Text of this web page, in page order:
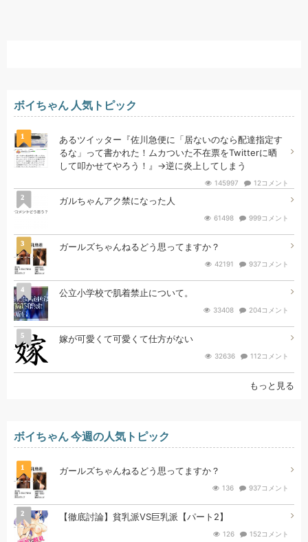
ボイちゃん 人気トピック
1
あるツイッター『佐川急便に「居ないのなら配達指定す
るな」って書かれた！ムカついた不在票をTwitterに晒
して叩かせてやろう！』→逆に炎上してしまう
145997 12コメント
2 ガルちゃんアク禁になった人
61498 999コメント
3 ガールズちゃんねるどう思ってますか？
42191 937コメント
4 公立小学校で肌着禁止について。
33408 204コメント
5 嫁が可愛くて可愛くて仕方がない
32636 112コメント
もっと見る
ボイちゃん 今週の人気トピック
1 ガールズちゃんねるどう思ってますか？
136 937コメント
2 【徹底討論】貧乳派VS巨乳派【パート2】
126 152コメント